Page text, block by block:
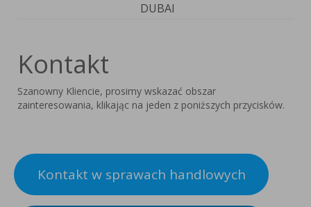
DUBAI
Kontakt
Szanowny Kliencie, prosimy wskazać obszar
zainteresowania, klikając na jeden z poniższych przycisków.
Kontakt w sprawach handlowych